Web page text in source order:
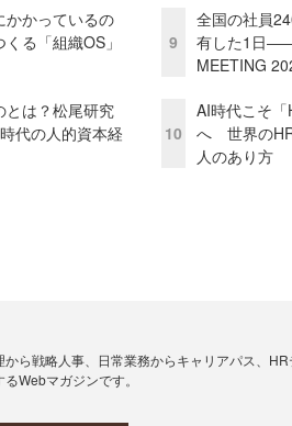
かかっているの
る「組織OS」
とは？松尾研究
代の人的資本経
9
全国の社員
有した1日
MEETING
10
AI時代こそ
へ 世界の
人のあり方
から戦略人事、日常業務からキャリアパス、
Webマガジンです。